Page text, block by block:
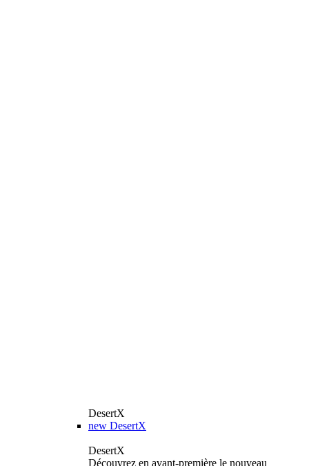
DesertX
new DesertX
DesertX
Découvrez en avant-première le nouveau